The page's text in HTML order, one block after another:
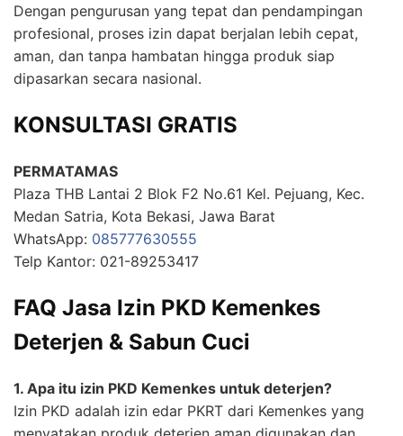
Dengan pengurusan yang tepat dan pendampingan
profesional, proses izin dapat berjalan lebih cepat,
aman, dan tanpa hambatan hingga produk siap
dipasarkan secara nasional.
KONSULTASI GRATIS
PERMATAMAS
Plaza THB Lantai 2 Blok F2 No.61 Kel. Pejuang, Kec.
Medan Satria, Kota Bekasi, Jawa Barat
WhatsApp: 085777630555
Telp Kantor: 021-89253417
FAQ Jasa Izin PKD Kemenkes
Deterjen & Sabun Cuci
1. Apa itu izin PKD Kemenkes untuk deterjen?
Izin PKD adalah izin edar PKRT dari Kemenkes yang